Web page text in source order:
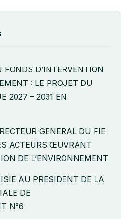
FONDS D’INTERVENTION
: LE PROJET DU
2027 – 2031 EN
GENERAL DU FIE
ACTEURS ŒUVRANT
DE L’ENVIRONNEMENT
AU PRESIDENT DE LA
DE
N°6